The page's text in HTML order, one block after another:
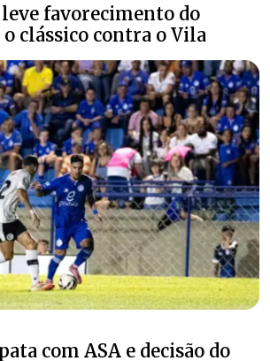
favorecimento do
clássico contra o Vila
com ASA e decisão do